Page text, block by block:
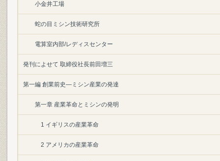
小金井工場
蛇の目ミシン技術研究所
電算室内部/レディスセンター
発刊によせて 取締役社長前田増三
第一編 創業前史―ミシン産業の発達
第一章 産業革命とミシンの発明
1 イギリスの産業革命
2 アメリカの産業革命